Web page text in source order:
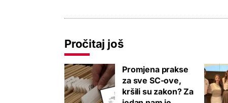
Pročitaj još
Promjena prakse
za sve SC-ove,
kršili su zakon? Za